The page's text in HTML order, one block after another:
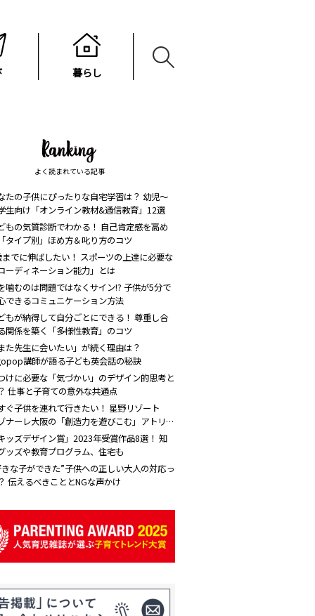
暮らし
よく読まれている記事
たの子供にぴったりな自宅学習は？ 幼児〜
生向け「オンライン教材&通信教育」12選
もの気質診断でわかる！ 自己肯定感を高め
タイプ別」ほめ方＆叱り方のコツ
でに伸ばしたい！ スポーツの上達に必要な
コーディネーション能力」とは
噛むのは問題ではなくサイン!? 子供が5分で
できるコミュニケーション方法
もが納得して自分ごとにできる！ 尊重し合
関係を築く「多様性教育」のコツ
また先生に会いたい」が続く理由は？
講師が語る子ども英会話の秘訣
けに必要な「気づかい」のデザイン的思考と
仕事と子育ての意外な共通点
ぐ子供を連れて行きたい！ 星野リゾート
ナーレ大阪の「創造力を遊びこむ」アトリエ
ごい
キッズデザイン賞」2023年受賞作品8選！ 知
ッズや教育プログラム、住宅も
な子ができた”子供への正しい大人の対応っ
伝えるべきこととNGな声かけ